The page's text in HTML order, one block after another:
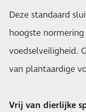
Deze standaard
hoogste
voedselveiligheid.
van plantaardige
Vrij van dierlijke